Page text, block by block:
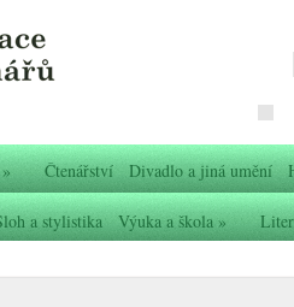
Čtenářství Divadlo a jiná umění
a stylistika Výuka a škola»